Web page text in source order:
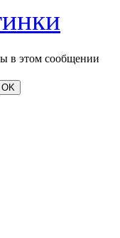
в этом сообщении